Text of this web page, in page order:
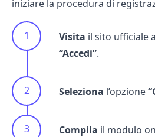
iniziare la procedura di
Visita il sito ufficiale
“Accedi”.
Seleziona l’opzione
Compila il modulo